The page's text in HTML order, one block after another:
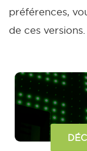
préférences,
de ces versions.